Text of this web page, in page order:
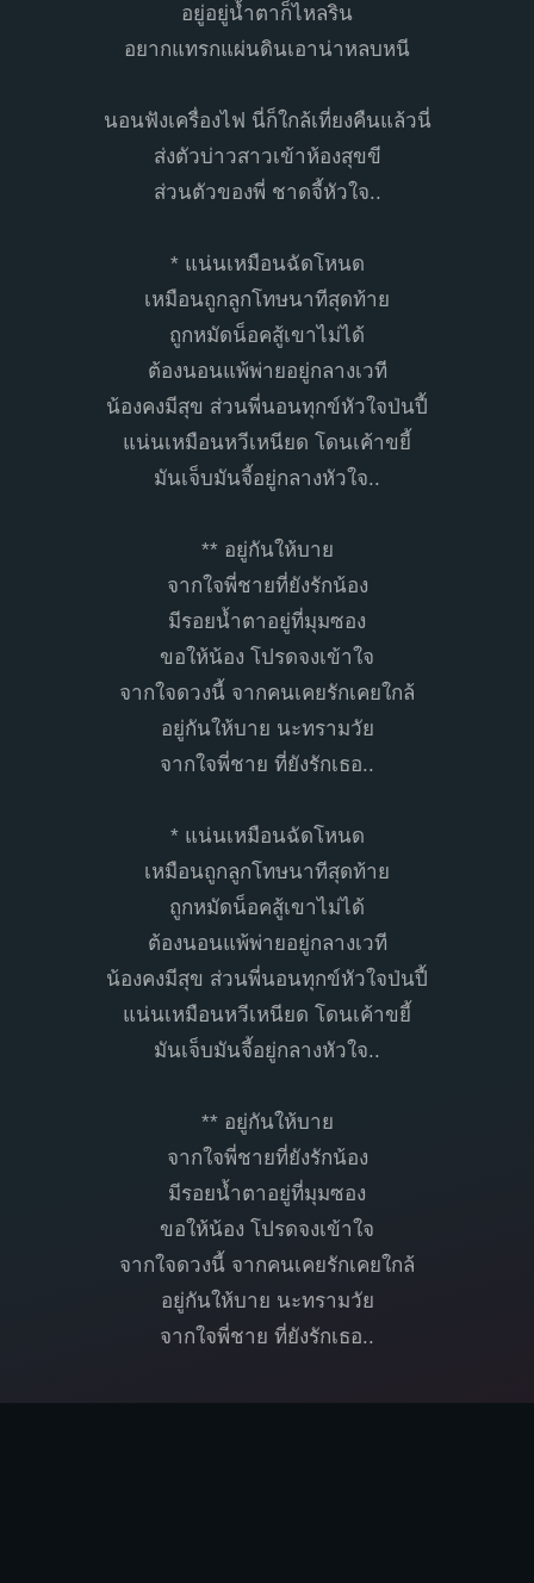
อยู่อยู่น้ำตาก็ไหลริน
อยากแทรกแผ่นดินเอาน่าหลบหนี
นอนฟังเครื่องไฟ นี่ก็ใกล้เที่ยงคืนแล้วนี่
ส่งตัวบ่าวสาวเข้าห้องสุขขี
ส่วนตัวของพี่ ชาดจี้หัวใจ..
* แน่นเหมือนฉัดโหนด
เหมือนถูกลูกโทษนาทีสุดท้าย
ถูกหมัดน็อคสู้เขาไม่ได้
ต้องนอนแพ้พ่ายอยู่กลางเวที
น้องคงมีสุข ส่วนพี่นอนทุกข์หัวใจป่นปี้
แน่นเหมือนหวีเหนียด โดนเค้าขยี้
มันเจ็บมันจี้อยู่กลางหัวใจ..
** อยู่กันให้บาย
จากใจพี่ชายที่ยังรักน้อง
มีรอยน้ำตาอยู่ที่มุมซอง
ขอให้น้อง โปรดจงเข้าใจ
จากใจดวงนี้ จากคนเคยรักเคยใกล้
อยู่กันให้บาย นะทรามวัย
จากใจพี่ชาย ที่ยังรักเธอ..
* แน่นเหมือนฉัดโหนด
เหมือนถูกลูกโทษนาทีสุดท้าย
ถูกหมัดน็อคสู้เขาไม่ได้
ต้องนอนแพ้พ่ายอยู่กลางเวที
น้องคงมีสุข ส่วนพี่นอนทุกข์หัวใจป่นปี้
แน่นเหมือนหวีเหนียด โดนเค้าขยี้
มันเจ็บมันจี้อยู่กลางหัวใจ..
** อยู่กันให้บาย
จากใจพี่ชายที่ยังรักน้อง
มีรอยน้ำตาอยู่ที่มุมซอง
ขอให้น้อง โปรดจงเข้าใจ
จากใจดวงนี้ จากคนเคยรักเคยใกล้
อยู่กันให้บาย นะทรามวัย
จากใจพี่ชาย ที่ยังรักเธอ..